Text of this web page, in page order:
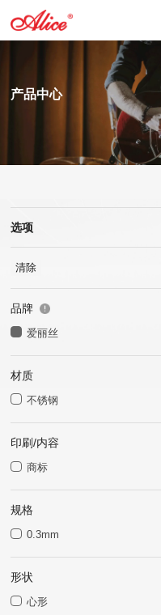
AWR58-7SL 09-58超轻
弦,七弦镀镍合金电吉他
A807 钢绳芯镍铬大提琴
弦
A046C 钢环指套 -长加
短套装
产品中心
选项
清除
品牌
爱丽丝
材质
不锈钢
印刷/内容
商标
规格
0.3mm
形状
心形